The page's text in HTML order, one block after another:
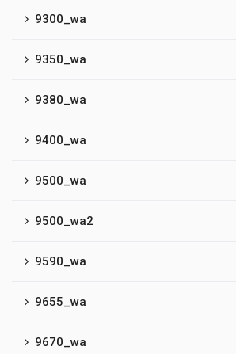
9300_wa
9350_wa
9380_wa
9400_wa
9500_wa
9500_wa2
9590_wa
9655_wa
9670_wa